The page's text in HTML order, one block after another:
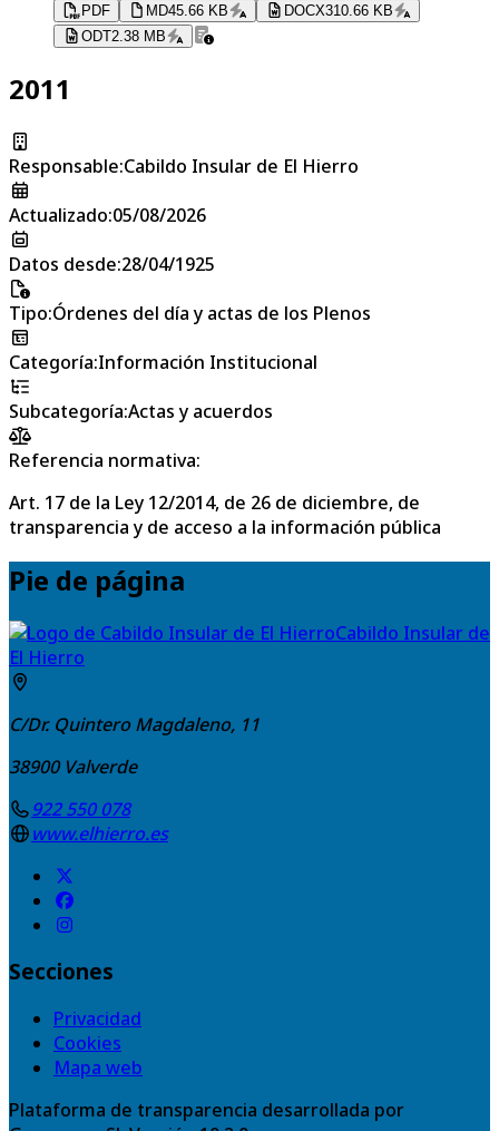
PDF MD45.66 KB DOCX310.66 KB
ODT2.38 MB
2011
Responsable:Cabildo Insular de El Hierro
Actualizado:05/08/2026
Datos desde:28/04/1925
Tipo:Órdenes del día y actas de los Plenos
Categoría:Información Institucional
Subcategoría:Actas y acuerdos
Referencia normativa:
Art. 17 de la Ley 12/2014, de 26 de diciembre, de
transparencia y de acceso a la información pública
Pie de página
Cabildo Insular de
El Hierro
C/Dr. Quintero Magdaleno, 11
38900 Valverde
922 550 078
www.elhierro.es
Secciones
Privacidad
Cookies
Mapa web
Plataforma de transparencia desarrollada por